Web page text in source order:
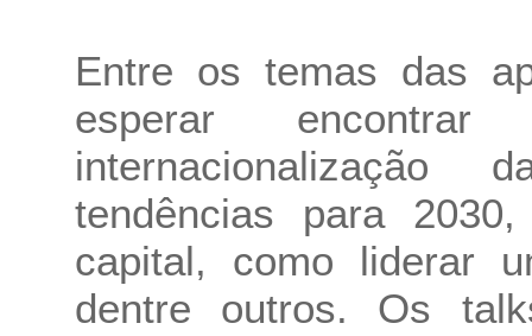
Entre os temas das
esperar
tendências para
capital, como liderar
dentre outros. Os